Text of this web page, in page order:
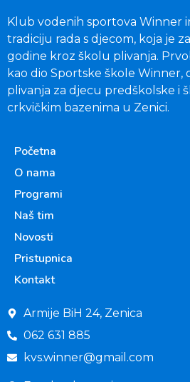
Klub vodenih sportova Winner
tradiciju rada s djecom, koja je
godine kroz školu plivanja.
kao dio Sportske škole Winner,
plivanja za djecu predškolske i
crkvičkim bazenima u Zenici.
Početna
O nama
Programi
Naš tim
Novosti
Pristupnica
Kontakt
Armije BiH 24, Zenica
062 631 885
kvs.winner@gmail.com